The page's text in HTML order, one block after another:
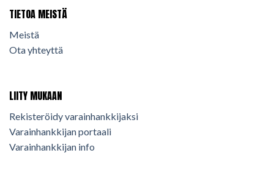
TIETOA MEISTÄ
Meistä
Ota yhteyttä
LIITY MUKAAN
Rekisteröidy varainhankkijaksi
Varainhankkijan portaali
Varainhankkijan info